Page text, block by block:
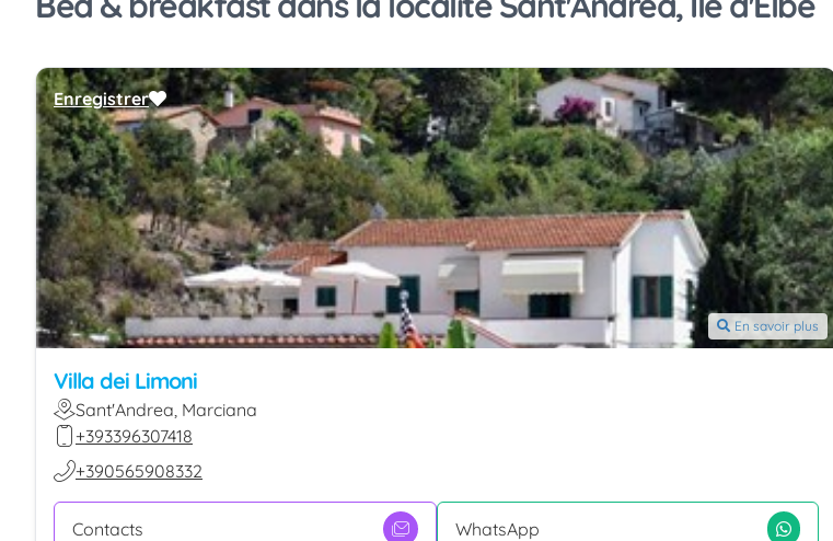
En savoir plus
Villa dei Limoni
Sant'Andrea, Marciana
+393396307418
+390565908332
Contacts WhatsApp
Enregistrer